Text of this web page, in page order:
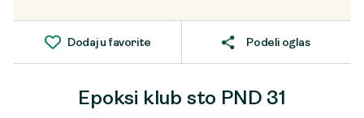
Dodaj u favorite Podeli oglas
Epoksi klub sto PND 31